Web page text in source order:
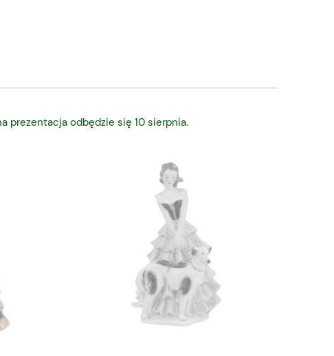
prezentacja odbędzie się 10 sierpnia.